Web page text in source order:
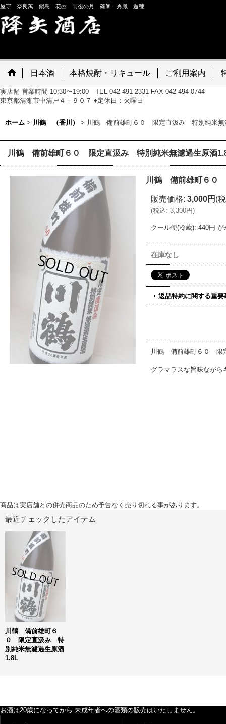
屋守 奈良萬 鍋島 花邑 雨後の月 篠峯 秀鳳 遊穂
日本酒 本格焼酎・リキュール ご利用案内
実店舗 営業時間 10:30〜19:00 TEL 042-491-2331 FAX 042-494-0744
東京都清瀬市中清戸４－９０７ ♦定休日：火曜日
ホーム > 川鶴 （香川） > 川鶴 備前雄町６０ 限定直汲み 特別純米無
川鶴 備前雄町６０ 限定直汲み 特別純米無濾過生原酒
川鶴 備前雄町６０
販売価格: 3,000円 (
(税込: 3,300円)
クール便(冷蔵): 440円 が
在庫なし
返品特約に関する重要
川鶴 備前雄町６０ 限
グラマラスな旨味ながら
商品は実店舗との併売商品のため予告なく売り切れる事があります。
最近チェックしたアイテム
川鶴 備前雄町６
０ 限定直汲み 特
別純米無濾過生原酒
1.8L
お酒は20歳になってから 未成年者への酒類の販売はいたしません。